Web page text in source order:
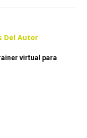
Del Autor
virtual para